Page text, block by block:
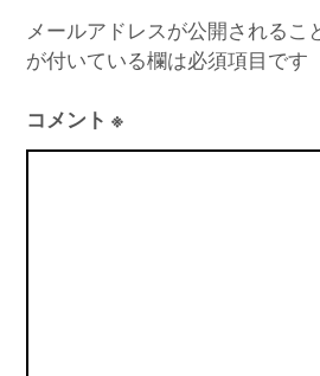
メールアドレスが公開されるこ
が付いている欄は必須項目です
コメント※